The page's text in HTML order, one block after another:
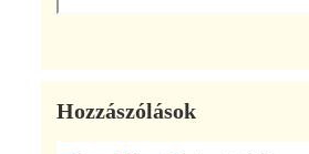
Hozzászólások